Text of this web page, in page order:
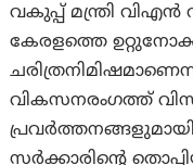
വകുപ്പ് മന്ത്രി
കേരളത്തെ
വികസനരംഗത്ത്
സർക്കാരിന്റെ